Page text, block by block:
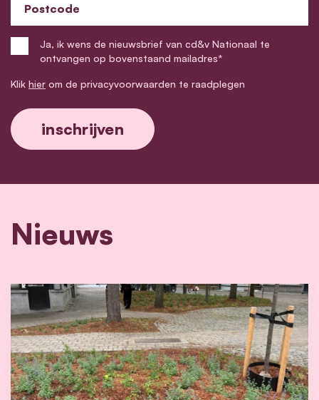
Postcode
Ja, ik wens de nieuwsbrief van cd&v Nationaal te
ontvangen op bovenstaand mailadres*
Klik hier om de privacyvoorwaarden te raadplegen
Nieuws